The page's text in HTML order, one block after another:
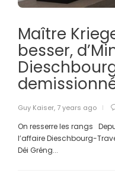
Maître
besser,
Guy Kaiser, 7 years ago
On resserre les rangs
l’affaire Dieschbourg-
Déi Gréng...